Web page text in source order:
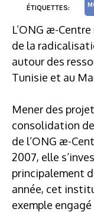
ÉTIQUETTES:
L’ONG æ-
de la
autour des
Tunisie et au
Mener des
consolidation
de l’ONG æ-
2007, elle
principalement
année, cet
exemple